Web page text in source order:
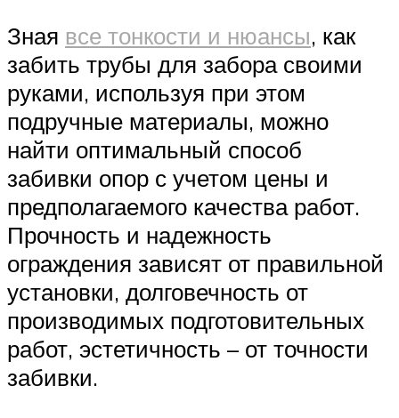
Зная все тонкости и нюансы, как
забить трубы для забора своими
руками, используя при этом
подручные материалы, можно
найти оптимальный способ
забивки опор с учетом цены и
предполагаемого качества работ.
Прочность и надежность
ограждения зависят от правильной
установки, долговечность от
производимых подготовительных
работ, эстетичность – от точности
забивки.